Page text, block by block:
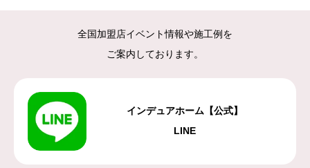
全国加盟店イベント情報や施工例を
ご案内しております。
インデュアホーム【公式】
LINE